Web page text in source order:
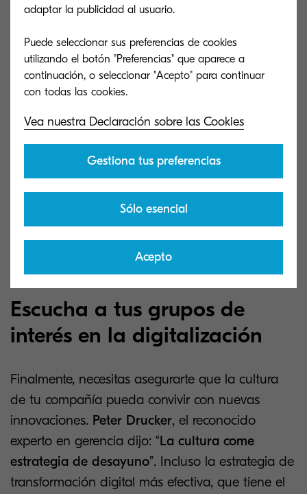
Crea un espacio de trabajo híbrido
productivo, seguro y resistente
Pasos para asegurar tu espacio de
trabajo híbrido
Los espacios de trabajo híbridos están
expuestos a muchos riesgos. Elimínalos
siguiendo estas medidas.
Cómo formar
Todo comienza
importancia de
Escucha a tus grupos de
interés en la digitalización
Finalmente, necesitas asegurarte que la cultura
de tu compañía pueda convivir con nuevas
innovaciones. Peter Drucker, el reconocido
experto en gerencia dijo: “La cultura come
estrategia de desayuno”. Incluso la estrategia de
transformación digital más efectiva, que tiene el
adaptar la publicidad al usuario.
Puede seleccionar sus preferencias de cookies
utilizando el botón "Preferencias" que aparece a
continuación, o seleccionar "Acepto" para continuar
Vea nuestra Declaración sobre las Cookies
Gestiona tus preferencias
Sólo esencial
Acepto